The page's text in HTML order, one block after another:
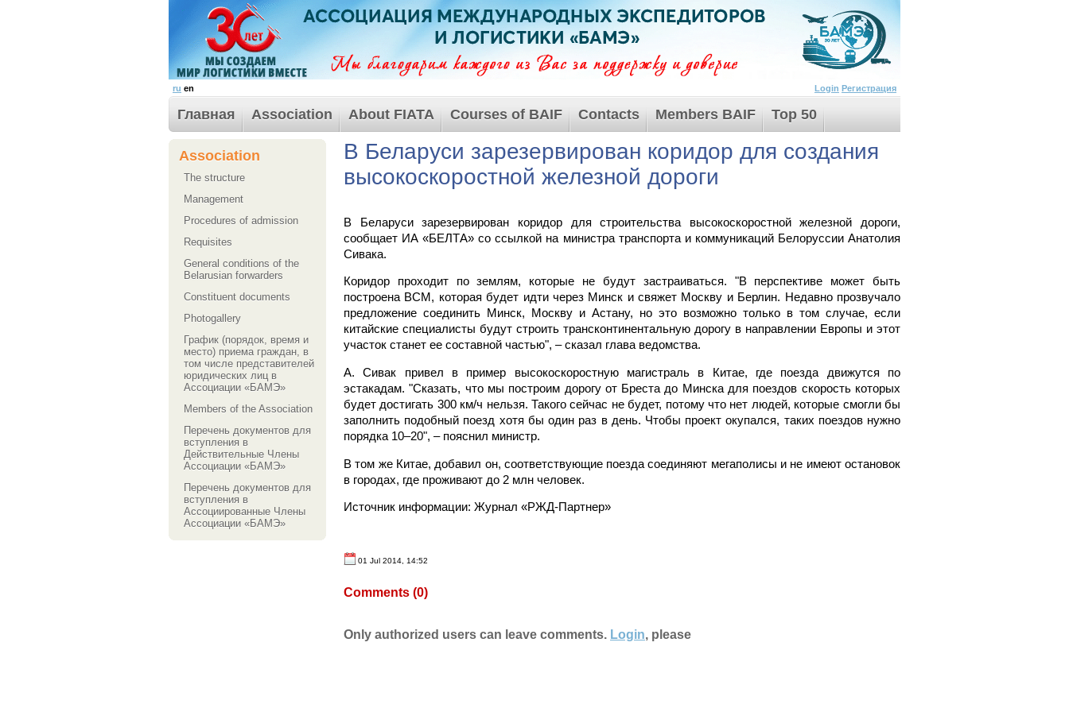
ru en Login Регистрация
Главная Association About FIATA Courses of BAIF Contacts Members BAIF Top 50
Association
The structure
Management
Procedures of admission
Requisites
General conditions of the
Belarusian forwarders
Сonstituent documents
Photogallery
График (порядок, время и
место) приема граждан, в
том числе представителей
юридических лиц в
Ассоциации «БАМЭ»
Members of the Association
Перечень документов для
вступления в
Действительные Члены
Ассоциации «БАМЭ»
Перечень документов для
вступления в
Ассоциированные Члены
Ассоциации «БАМЭ»
В Беларуси зарезервирован коридор для создания
высокоскоростной железной дороги
В Беларуси зарезервирован коридор для строительства высокоскоростной железной дороги,
сообщает ИА «БЕЛТА» со ссылкой на министра транспорта и коммуникаций Белоруссии Анатолия
Сивака.
Коридор проходит по землям, которые не будут застраиваться. "В перспективе может быть
построена ВСМ, которая будет идти через Минск и свяжет Москву и Берлин. Недавно прозвучало
предложение соединить Минск, Москву и Астану, но это возможно только в том случае, если
китайские специалисты будут строить трансконтинентальную дорогу в направлении Европы и этот
участок станет ее составной частью", – сказал глава ведомства.
А. Сивак привел в пример высокоскоростную магистраль в Китае, где поезда движутся по
эстакадам. "Сказать, что мы построим дорогу от Бреста до Минска для поездов скорость которых
будет достигать 300 км/ч нельзя. Такого сейчас не будет, потому что нет людей, которые смогли бы
заполнить подобный поезд хотя бы один раз в день. Чтобы проект окупался, таких поездов нужно
порядка 10–20", – пояснил министр.
В том же Китае, добавил он, соответствующие поезда соединяют мегаполисы и не имеют остановок
в городах, где проживают до 2 млн человек.
Источник информации: Журнал «РЖД-Партнер»
01 Jul 2014, 14:52
Comments (0)
Only authorized users can leave comments. Login, please